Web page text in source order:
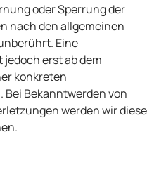
oder Sperrung der
nach den allgemeinen
Eine
erst ab dem
konkreten
Bekanntwerden von
werden wir diese